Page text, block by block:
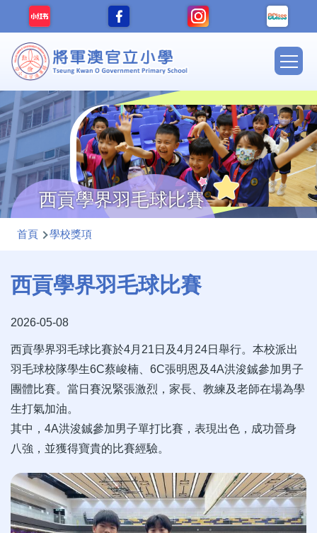
移至主內容
Main
西貢學界羽毛球比賽
導
連
結
首頁 學校獎項
西貢學界羽毛球比賽
2026-05-08
西貢學界羽毛球比賽於4月21日及4月24日舉行。本校派出
羽毛球校隊學生6C蔡峻楠、6C張明恩及4A洪浚鋮參加男子
團體比賽。當日賽況緊張激烈，家長、教練及老師在場為學
生打氣加油。
其中，4A洪浚鋮參加男子單打比賽，表現出色，成功晉身
八強，並獲得寶貴的比賽經驗。